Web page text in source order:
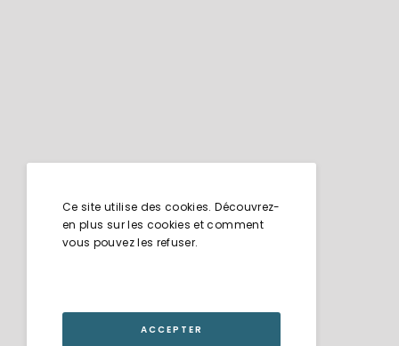
Ce site utilise des cookies. Découvrez-
en plus sur les cookies et comment
vous pouvez les refuser.
ACCEPTER